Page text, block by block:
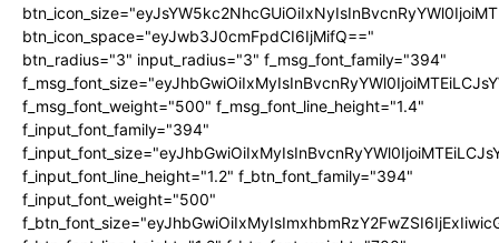
btn_icon_space="eyJwb3J0cmFpdCI6IjMifQ=="
btn_radius="3" input_radius="3" f_msg_font_family="394"
f_msg_font_weight="500" f_msg_font_line_height="1.4"
f_input_font_family="394"
f_input_font_line_height="1.2" f_btn_font_family="394"
f_input_font_weight="500"